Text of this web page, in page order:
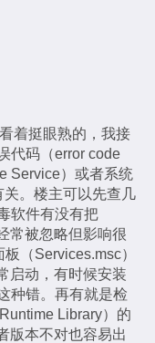
着挺眼熟的，我接
代码（error code
Service）或者系统
。楼主可以先查几
软件有没有把
常被忽略但影响很
（Services.msc）
启动，有时候安装
种错。再有就是检
Library）的
版本不对也容易出